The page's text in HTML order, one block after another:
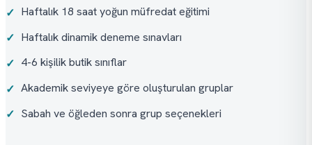
✓ Haftalık 18 saat yoğun müfredat eğitimi
✓ Haftalık dinamik deneme sınavları
✓ 4-6 kişilik butik sınıflar
✓ Akademik seviyeye göre oluşturulan gruplar
✓ Sabah ve öğleden sonra grup seçenekleri